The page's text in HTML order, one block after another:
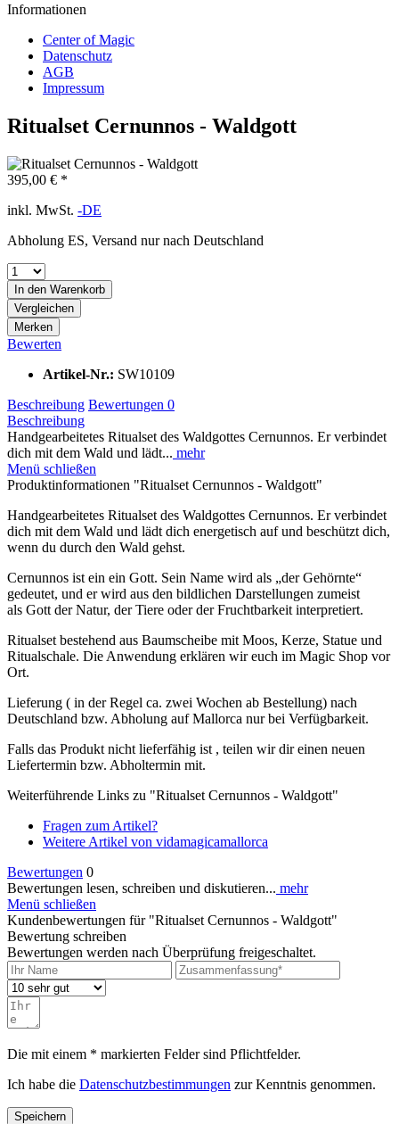
Informationen
Center of Magic
Datenschutz
AGB
Impressum
Ritualset Cernunnos - Waldgott
395,00 € *
inkl. MwSt. -DE
Abholung ES, Versand nur nach Deutschland
In den Warenkorb
Vergleichen
Merken
Bewerten
Artikel-Nr.: SW10109
Beschreibung Bewertungen 0
Beschreibung
Handgearbeitetes Ritualset des Waldgottes Cernunnos. Er verbindet
dich mit dem Wald und lädt... mehr
Menü schließen
Produktinformationen "Ritualset Cernunnos - Waldgott"
Handgearbeitetes Ritualset des Waldgottes Cernunnos. Er verbindet
dich mit dem Wald und lädt dich energetisch auf und beschützt dich,
wenn du durch den Wald gehst.
Cernunnos ist ein ein Gott. Sein Name wird als „der Gehörnte“
gedeutet, und er wird aus den bildlichen Darstellungen zumeist
als Gott der Natur, der Tiere oder der Fruchtbarkeit interpretiert.
Ritualset bestehend aus Baumscheibe mit Moos, Kerze, Statue und
Ritualschale. Die Anwendung erklären wir euch im Magic Shop vor
Ort.
Lieferung ( in der Regel ca. zwei Wochen ab Bestellung) nach
Deutschland bzw. Abholung auf Mallorca nur bei Verfügbarkeit.
Falls das Produkt nicht lieferfähig ist , teilen wir dir einen neuen
Liefertermin bzw. Abholtermin mit.
Weiterführende Links zu "Ritualset Cernunnos - Waldgott"
Fragen zum Artikel?
Weitere Artikel von vidamagicamallorca
Bewertungen 0
Bewertungen lesen, schreiben und diskutieren... mehr
Menü schließen
Kundenbewertungen für "Ritualset Cernunnos - Waldgott"
Bewertung schreiben
Bewertungen werden nach Überprüfung freigeschaltet.
Die mit einem * markierten Felder sind Pflichtfelder.
Ich habe die Datenschutzbestimmungen zur Kenntnis genommen.
Speichern